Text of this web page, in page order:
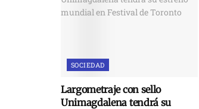
SOCIEDAD
Largometraje con sello
Unimagdalena tendrá su